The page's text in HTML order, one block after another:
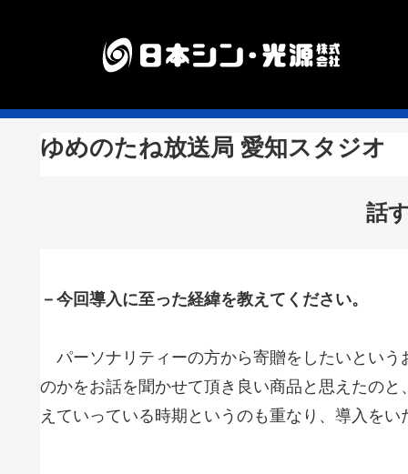
ゆめのたね放送局 愛知スタジオ
話
－今回導入に至った経緯を教えてください。
パーソナリティーの方から寄贈をしたいという
のかをお話を聞かせて頂き良い商品と思えたの
えていっている時期というのも重なり、導入をい